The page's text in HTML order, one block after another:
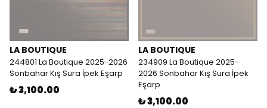
LA BOUTIQUE
244801 La Boutique 2025-2026
Sonbahar Kış Sura İpek Eşarp
₺ 3,100.00
LA BOUTIQUE
234909 La Boutique 2025-
2026 Sonbahar Kış Sura İpek
Eşarp
₺ 3,100.00